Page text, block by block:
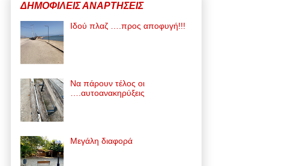
ΔΗΜΟΦΙΛΕΙΣ ΑΝΑΡΤΗΣΕΙΣ
Ιδού πλαζ ….προς αποφυγή!!!
Να πάρουν τέλος οι
….αυτοανακηρύξεις
Μεγάλη διαφορά